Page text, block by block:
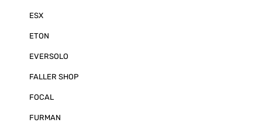
ESX
ETON
EVERSOLO
FALLER SHOP
FOCAL
FURMAN